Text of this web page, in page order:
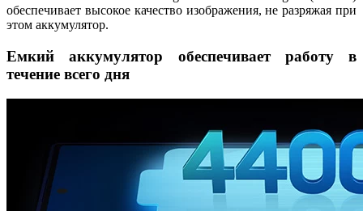
обеспечивает высокое качество изображения, не разряжая при
этом аккумулятор.
Емкий аккумулятор обеспечивает работу в
течение всего дня